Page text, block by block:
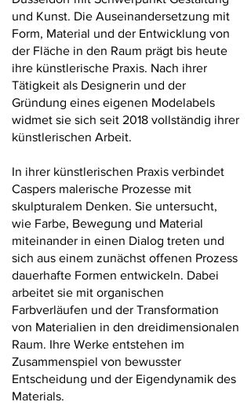
und Kunst. Die Auseinandersetzung mit
Form, Material und der Entwicklung von
der Fläche in den Raum prägt bis heute
ihre künstlerische Praxis. Nach ihrer
Tätigkeit als Designerin und der
Gründung eines eigenen Modelabels
widmet sie sich seit 2018 vollständig ihrer
künstlerischen Arbeit.
In ihrer künstlerischen Praxis verbindet
Caspers malerische Prozesse mit
skulpturalem Denken. Sie untersucht,
wie Farbe, Bewegung und Material
miteinander in einen Dialog treten und
sich aus einem zunächst offenen Prozess
dauerhafte Formen entwickeln. Dabei
arbeitet sie mit organischen
Farbverläufen und der Transformation
von Materialien in den dreidimensionalen
Raum. Ihre Werke entstehen im
Zusammenspiel von bewusster
Entscheidung und der Eigendynamik des
Materials.